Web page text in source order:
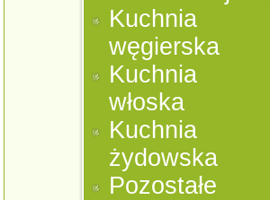
Kuchnia
węgierska
Kuchnia
włoska
Kuchnia
żydowska
Pozostałe